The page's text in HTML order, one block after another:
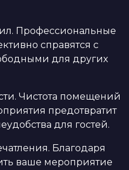
Профессиональные
справятся с
для других
Чистота помещений
предотвратит
для гостей.
Благодаря
ваше мероприятие